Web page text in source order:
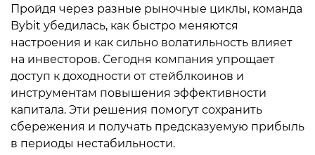
Пройдя через разные рыночные циклы, команда
Bybit убедилась, как быстро меняются
настроения и как сильно волатильность влияет
на инвесторов. Сегодня компания упрощает
доступ к доходности от стейблкоинов и
инструментам повышения эффективности
капитала. Эти решения помогут сохранить
сбережения и получать предсказуемую прибыль
в периоды нестабильности.